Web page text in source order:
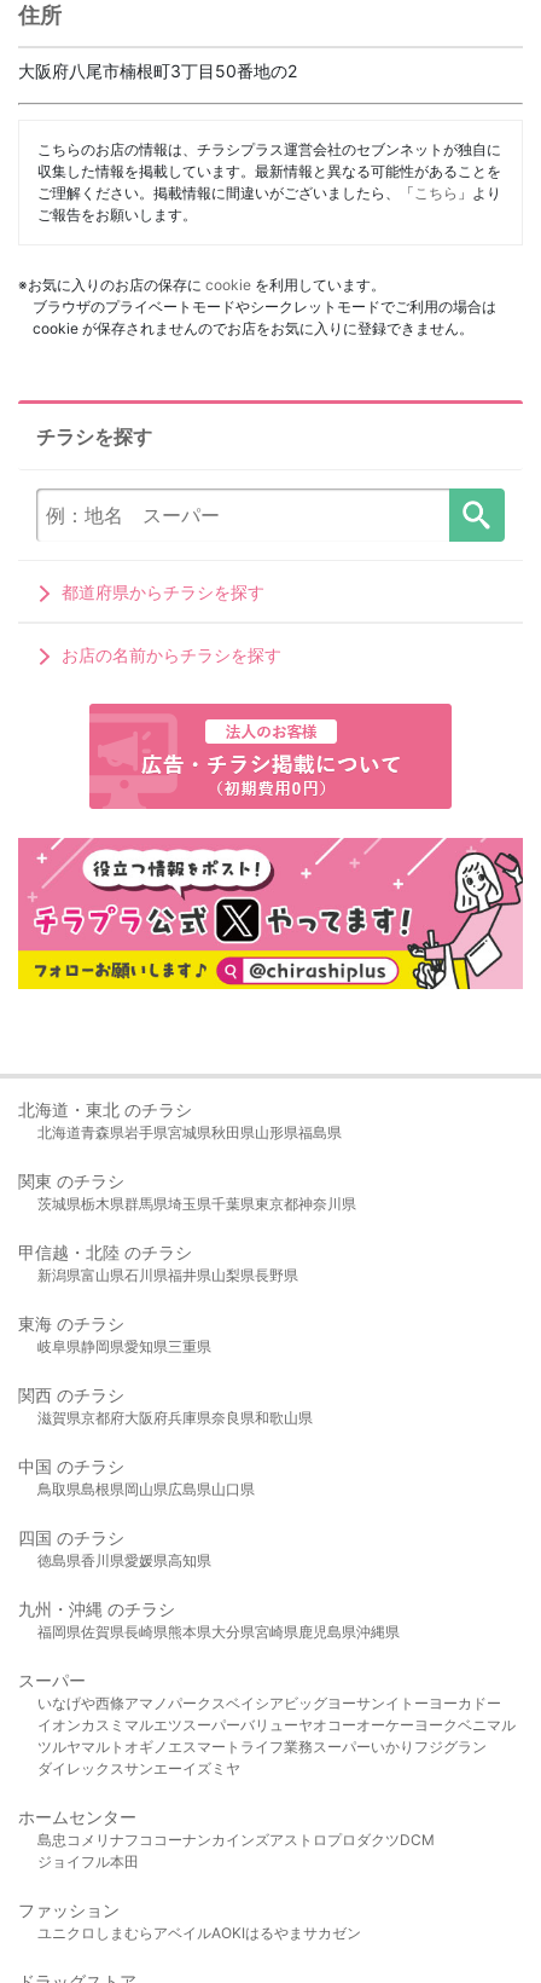
住所
大阪府八尾市楠根町3丁目50番地の2
こちらのお店の情報は、チラシプラス運営会社のセブンネットが独自に
収集した情報を掲載しています。最新情報と異なる可能性があることを
ご理解ください。掲載情報に間違いがございましたら、「 こちら 」より
ご報告をお願いします。
※お気に入りのお店の保存に cookie を利用しています。
ブラウザのプライベートモードやシークレットモードでご利用の場合は
cookie が保存されませんのでお店をお気に入りに登録できません。
チラシを探す
都道府県からチラシを探す
お店の名前からチラシを探す
北海道・東北 のチラシ
北海道青森県岩手県宮城県秋田県山形県福島県
関東 のチラシ
茨城県栃木県群馬県埼玉県千葉県東京都神奈川県
甲信越・北陸 のチラシ
新潟県富山県石川県福井県山梨県長野県
東海 のチラシ
岐阜県静岡県愛知県三重県
関西 のチラシ
滋賀県京都府大阪府兵庫県奈良県和歌山県
中国 のチラシ
鳥取県島根県岡山県広島県山口県
四国 のチラシ
徳島県香川県愛媛県高知県
九州・沖縄 のチラシ
福岡県佐賀県長崎県熊本県大分県宮崎県鹿児島県沖縄県
スーパー
いなげや西條アマノパークスベイシア ビッグヨーサンイトーヨーカドー
イオンカスミ マルエツスーパーバリューヤオコーオーケー ヨークベニマル
ツルヤマルト オギノ エスマート ライフ業務スーパーいかり フジグラン
ダイレックスサンエーイズミヤ
ホームセンター
島忠 コメリ ナフコ コーナンカインズアストロプロダクツDCM
ジョイフル本田
ファッション
ユニクロ しまむら アベイルAOKIはるやま サカゼン